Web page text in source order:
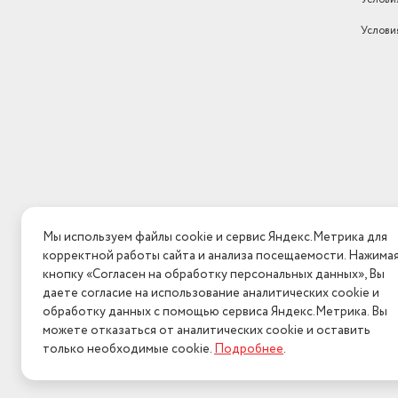
Мы используем файлы cookie и сервис Яндекс.Метрика для
корректной работы сайта и анализа посещаемости. Нажимая
кнопку «Согласен на обработку персональных данных», Вы
даете согласие на использование аналитических cookie и
обработку данных с помощью сервиса Яндекс.Метрика. Вы
можете отказаться от аналитических cookie и оставить
только необходимые cookie.Подробнее.